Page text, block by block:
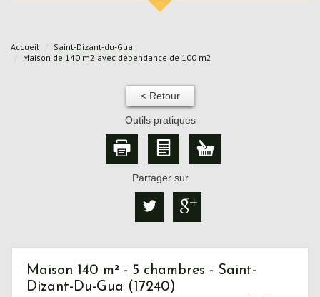
Accueil
Saint-Dizant-du-Gua
Maison de 140 m2 avec dépendance de 100 m2
< Retour
Outils pratiques
Partager sur
Maison 140 m² - 5 chambres - Saint-
Dizant-Du-Gua (17240)